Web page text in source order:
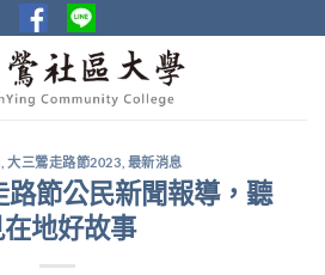
大三鶯走路節2023 最新消息
節公民新聞報導，聽
在地好故事